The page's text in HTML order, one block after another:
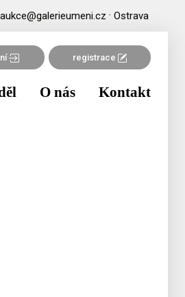
aukce@galerieumeni.cz · Ostrava
registrace
O nás Kontakt